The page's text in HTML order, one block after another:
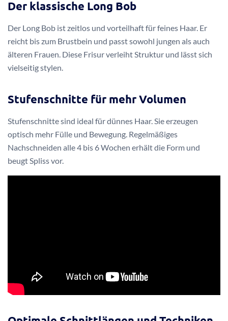
Der klassische Long Bob
Der Long Bob ist zeitlos und vorteilhaft für feines Haar. Er
reicht bis zum Brustbein und passt sowohl jungen als auch
älteren Frauen. Diese Frisur verleiht Struktur und lässt sich
vielseitig stylen.
Stufenschnitte für mehr Volumen
Stufenschnitte sind ideal für dünnes Haar. Sie erzeugen
optisch mehr Fülle und Bewegung. Regelmäßiges
Nachschneiden alle 4 bis 6 Wochen erhält die Form und
beugt Spliss vor.